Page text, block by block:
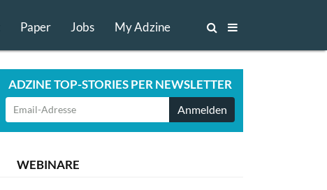
Paper Jobs My Adzine
ADZINE TOP-STORIES PER NEWSLETTER
Anmelden
WEBINARE